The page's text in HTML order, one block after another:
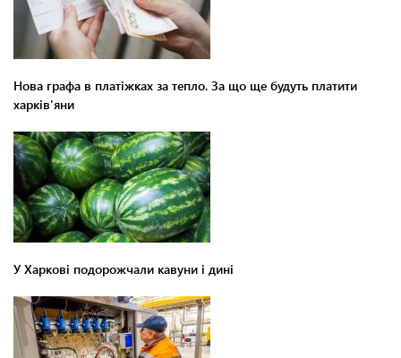
Нова графа в платіжках за тепло. За що ще будуть платити
харків'яни
У Харкові подорожчали кавуни і дині